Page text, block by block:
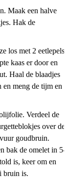
Maak een halve
Hak de
los met 2 eetlepels
kaas er door en
Haal de blaadjes
meng de tijm en
Verdeel de
over de
goudbruin.
bak de omelet in 5-
is, keer om en
bruin is.